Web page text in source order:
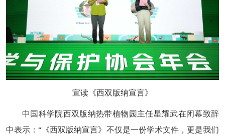
宣读《西双版纳宣言》
中国科学院西双版纳热带植物园主任星耀武在闭幕致辞
中表示：“《西双版纳宣言》不仅是一份学术文件，更是我们